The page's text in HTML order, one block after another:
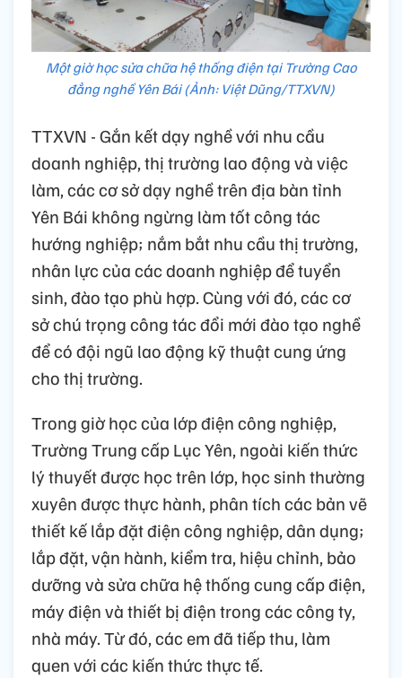
Một giờ học sửa chữa hệ thống điện tại Trường Cao
đẳng nghề Yên Bái (Ảnh: Việt Dũng/TTXVN)
TTXVN - Gắn kết dạy nghề với nhu cầu
doanh nghiệp, thị trường lao động và việc
làm, các cơ sở dạy nghề trên địa bàn tỉnh
Yên Bái không ngừng làm tốt công tác
hướng nghiệp; nắm bắt nhu cầu thị trường,
nhân lực của các doanh nghiệp để tuyển
sinh, đào tạo phù hợp. Cùng với đó, các cơ
sở chú trọng công tác đổi mới đào tạo nghề
để có đội ngũ lao động kỹ thuật cung ứng
cho thị trường.
Trong giờ học của lớp điện công nghiệp,
Trường Trung cấp Lục Yên, ngoài kiến thức
lý thuyết được học trên lớp, học sinh thường
xuyên được thực hành, phân tích các bản vẽ
thiết kế lắp đặt điện công nghiệp, dân dụng;
lắp đặt, vận hành, kiểm tra, hiệu chỉnh, bảo
dưỡng và sửa chữa hệ thống cung cấp điện,
máy điện và thiết bị điện trong các công ty,
nhà máy. Từ đó, các em đã tiếp thu, làm
quen với các kiến thức thực tế.